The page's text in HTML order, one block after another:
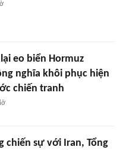
eo biển Hormuz
nghĩa khôi phục hiện
chiến tranh
chiến sự với Iran, Tổng